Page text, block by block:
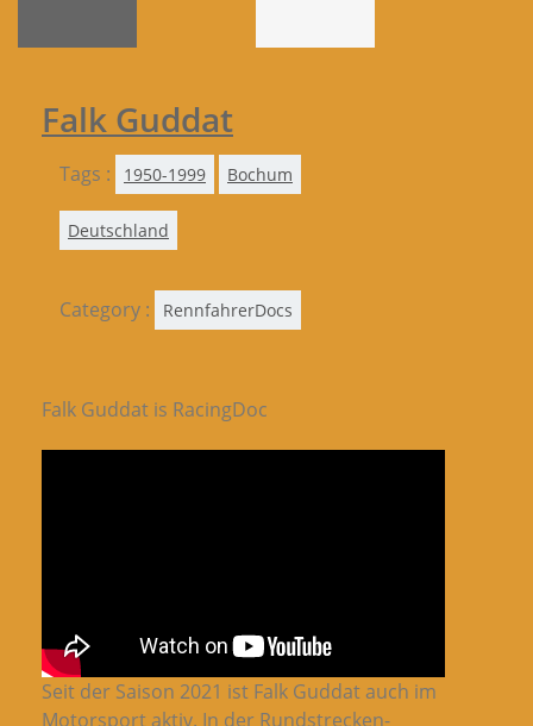
Falk Guddat
Tags : 1950-1999 Bochum
Deutschland
Category : RennfahrerDocs
Falk Guddat is RacingDoc
Seit der Saison 2021 ist Falk Guddat auch im
Motorsport aktiv. In der Rundstrecken-